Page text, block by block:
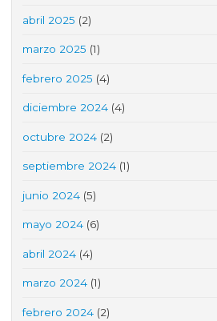
abril 2025 (2)
marzo 2025 (1)
febrero 2025 (4)
diciembre 2024 (4)
octubre 2024 (2)
septiembre 2024 (1)
junio 2024 (5)
mayo 2024 (6)
abril 2024 (4)
marzo 2024 (1)
febrero 2024 (2)